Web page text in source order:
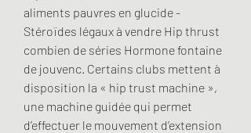
aliments pauvres en glucide -
Stéroïdes légaux à vendre Hip thrust
combien de séries Hormone fontaine
de jouvenc. Certains clubs mettent à
disposition la « hip trust machine »,
une machine guidée qui permet
d’effectuer le mouvement d’extension